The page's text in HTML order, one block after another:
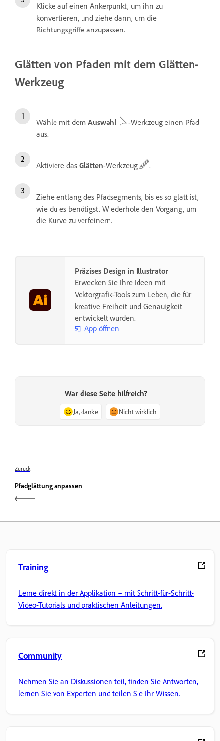
Klicke auf einen Ankerpunkt, um ihn zu
konvertieren, und ziehe dann, um die
Richtungsgriffe anzupassen.
Glätten von Pfaden mit dem Glätten-
Werkzeug
Wähle mit dem Auswahl
-Werkzeug einen Pfad
aus.
Aktiviere das Glätten-Werkzeug .
Ziehe entlang des Pfadsegments, bis es so glatt ist,
wie du es benötigst. Wiederhole den Vorgang, um
die Kurve zu verfeinern.
Präzises Design in Illustrator
Erwecken Sie Ihre Ideen mit
Vektorgrafik-Tools zum Leben, die für
kreative Freiheit und Genauigkeit
entwickelt wurden.
App öffnen
War diese Seite hilfreich?
Ja, danke Nicht wirklich
Zurück
Pfadglättung anpassen
Training
Lerne direkt in der Applikation – mit Schritt-für-Schritt-
Video-Tutorials und praktischen Anleitungen.
Community
Nehmen Sie an Diskussionen teil, finden Sie Antworten,
lernen Sie von Experten und teilen Sie Ihr Wissen.